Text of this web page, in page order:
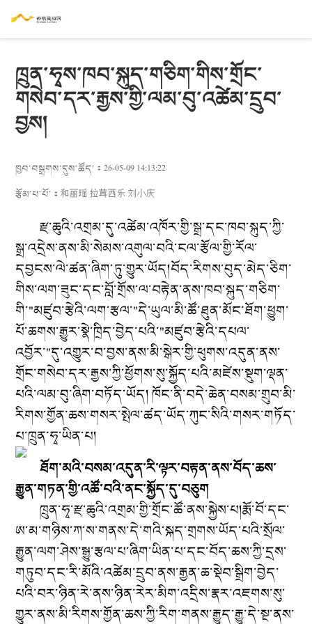
ཁྲུན་ཧྭས་ཁབ་སྐུད་གཅིག་གིས་གྲོང་
གསེབ་དར་རྒྱས་གྱི་ལམ་བུ་འཚེམ་དྲུབ་
བྱས།
ཁྱབ་བསྒྲགས་དུས་ཚོད་：26-05-09 14:13:22
རྩོམ་པ་པོ་：和丽瑶 拉茸西乐 刘小庆
རྫ་ཆུའི་འགྲམ་དུ་འཚེམ་འཁོར་གྱི་སྒྲ་དང་ཁབ་སྐུད་ཀྱི་
སྒྲ་འདྲེས་ནས་མི་སེམས་འགུལ་བའི་ངལ་རྩོལ་གྱི་རོལ་
དབྱངས་ལེ་ཚན་ཞིག་ཏུ་གྱུར་ཡོད།བོད་རིགས་བུད་མེད་ཅིག་
གིས་ལག་ཟུང་དང་བློ་གྲོས་ལ་བརྟེན་ནས་ཁབ་སྐུད་གཅིག་
གི་"མཛུབ་རྩེའི་ལག་རྩལ་"དེ་ཡུལ་མི་ཚོ་ཐུན་མོང་ཐོག་ཕྱུག་
པོ་ཆགས་རྒྱུར་སྣེ་ཁྲིད་བྱེད་པའི་"མཛུབ་རྩེའི་དཔལ་
འབྱོར་"དུ་འགྱུར་བ་བྱས་ནས་མི་སྒེར་གྱི་ཕུགས་འདུན་ནས་
གྲོང་གསེབ་དར་རྒྱས་ཀྱི་ཕྱོགས་སུ་སྐྱོད་པའི་མཛེས་སྡུག་ལྡན་
པའི་ལམ་བུ་ཞིག་བཏོད་ཡོད། ཁོང་ནི་བདེ་ཆེན་བསམ་གྲུབ་མི་
རིགས་གྱོན་ཆས་གསར་སྤེལ་ཚད་ཡོད་ཀུང་སིའི་གསར་གཏོད་
པ་ཁྲུན་ཧྭ་ཡིན་པ།
ཐོག་མའི་བསམ་འདུན་རི་ལྟར་བརྟན་ནས་བོད་ཆས་
རྒྱུན་གཏན་གྱི་འཚོ་བའི་ནང་སྐྱོད་དུ་བཅུག
ཁྲུན་ཧྭ་རྫ་ཆུའི་འགྲམ་གྱི་གྲོང་ཚོ་ནས་སྐྱེས་པ།རྨོ་བོ་དང་
ཨ་མ་གཉིས་ཀ་ས་གནས་དེ་གའི་སྐད་གྲགས་ཡོད་པའི་སྲོལ་
རྒྱུན་ལག་ཤེས་སྒྱུ་རྩལ་པ་ཞིག་ཡིན་པ་དང་བོད་ཆས་ཀྱི་དྲས་
གཏུབ་དང་རི་མོའི་འཚེམ་དྲུབ་ནས་རྒྱན་ཆ་སྡེབ་སྒྲིག་བྱེད་
པའི་བར་ཉིན་རེ་ནས་ཉིན་རེར་མིག་འདྲིས་རྣར་འཇགས་སུ་
གྱུར་ནས་མི་རིགས་གྱོན་ཆས་ཀྱི་རིག་གནས་རྒྱུད་རྒྱུ་དེ་སྔ་ནས་